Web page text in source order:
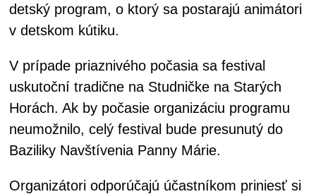
detský program, o ktorý sa postarajú animátori
v detskom kútiku.
V prípade priaznivého počasia sa festival
uskutoční tradične na Studničke na Starých
Horách. Ak by počasie organizáciu programu
neumožnilo, celý festival bude presunutý do
Baziliky Navštívenia Panny Márie.
Organizátori odporúčajú účastníkom priniesť si